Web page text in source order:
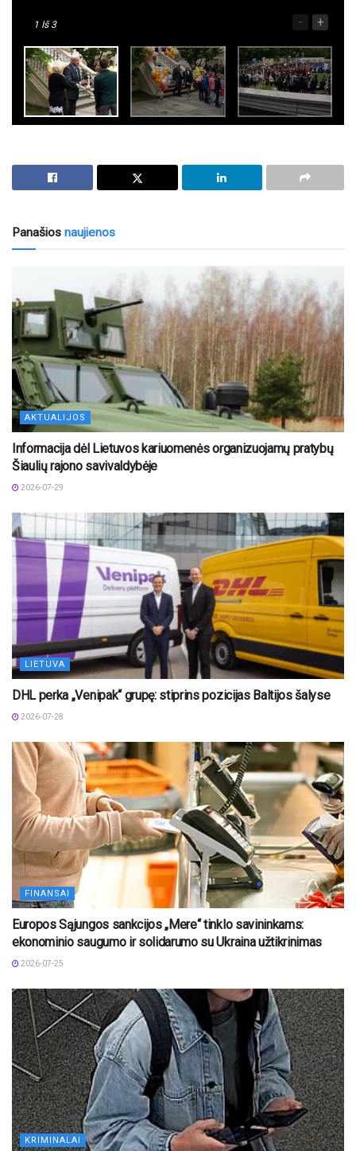
1 Iš 3 - +
Panašios naujienos
AKTUALIJOS
Informacija dėl Lietuvos kariuomenės organizuojamų pratybų
Šiaulių rajono savivaldybėje
2026-07-29
LIETUVA
DHL perka „Venipak“ grupę: stiprins pozicijas Baltijos šalyse
2026-07-28
FINANSAI
Europos Sąjungos sankcijos „Mere“ tinklo savininkams:
ekonominio saugumo ir solidarumo su Ukraina užtikrinimas
2026-07-25
KRIMINALAI